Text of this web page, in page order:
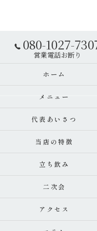
080-1027-
ホーム
メニュー
代表あいさつ
当店の特徴
立ち飲み
二次会
アクセス